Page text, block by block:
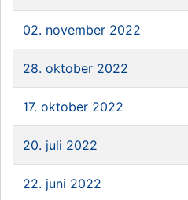
02. november 2022
28. oktober 2022
17. oktober 2022
20. juli 2022
22. juni 2022